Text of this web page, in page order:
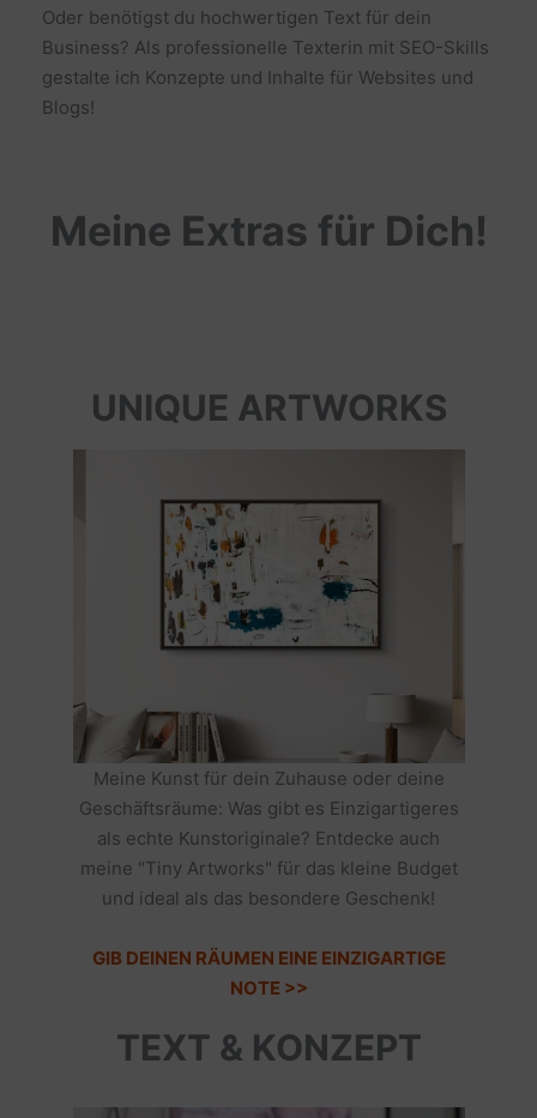
Oder benötigst du hochwertigen Text für dein
Business? Als professionelle Texterin mit SEO-Skills
gestalte ich Konzepte und Inhalte für Websites und
Blogs!
Meine Extras für Dich!
UNIQUE ARTWORKS
Meine Kunst für dein Zuhause oder deine
Geschäftsräume: Was gibt es Einzigartigeres
als echte Kunstoriginale? Entdecke auch
meine "Tiny Artworks" für das kleine Budget
und ideal als das besondere Geschenk!
GIB DEINEN RÄUMEN EINE EINZIGARTIGE
NOTE >>
TEXT & KONZEPT